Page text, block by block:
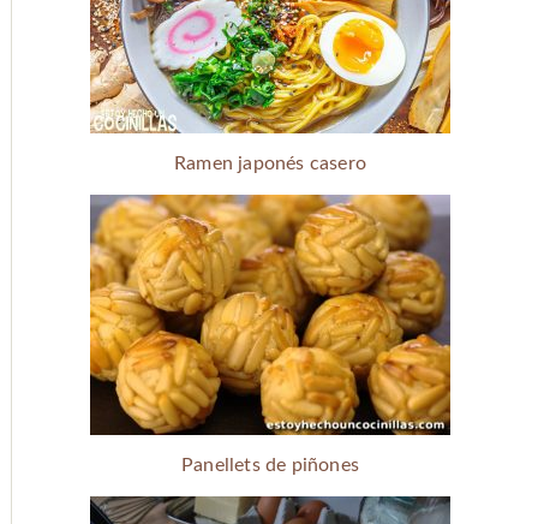
Ramen japonés casero
Panellets de piñones